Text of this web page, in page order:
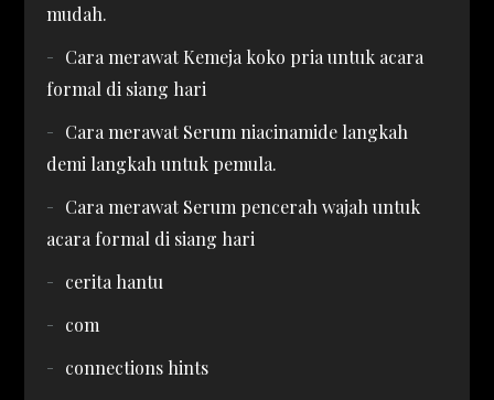
mudah.
Cara merawat Kemeja koko pria untuk acara
formal di siang hari
Cara merawat Serum niacinamide langkah
demi langkah untuk pemula.
Cara merawat Serum pencerah wajah untuk
acara formal di siang hari
cerita hantu
com
connections hints